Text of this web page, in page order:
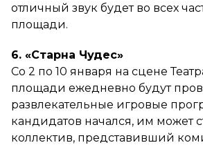
отличный звук будет во всех
площади.
6. «Старна Чудес»
Со 2 по 10 января на сцене
площади ежедневно будут
развлекательные игровые
кандидатов начался, им может
коллектив, представивший